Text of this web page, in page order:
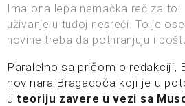
Ima ona lepa nemačka reč za to:
uživanje u tuđoj nesreći. To je
novine treba da pothranjuju i
Paralelno sa pričom o redakciji,
novinara Bragadoča koji je u
uteoriju zavere u vezi sa